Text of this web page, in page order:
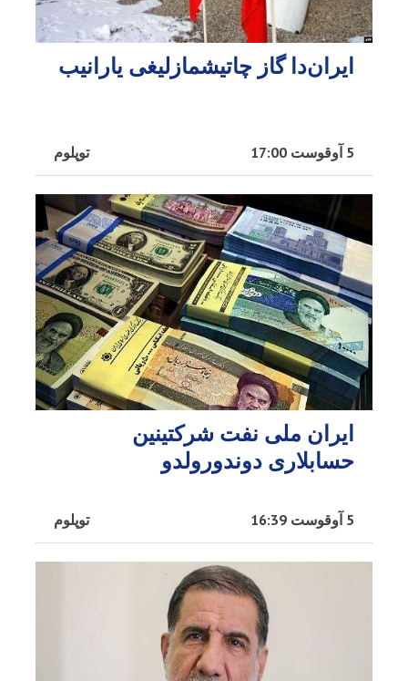
ایران‌دا گاز چاتیشمازلیغی یارانیب
توپلوم 5 آوقوست 17:00
ایران ملی نفت شرکتینین
حسابلاری دوندورولدو
توپلوم 5 آوقوست 16:39